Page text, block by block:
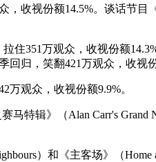
收视份额14.5%。谈话节目
住351万观众，收视份额
回归，笑翻421万观众，收视份
万观众，收视份额9.9%。
特辑》（Alan Carr's Grand
）和《主客场》（Home